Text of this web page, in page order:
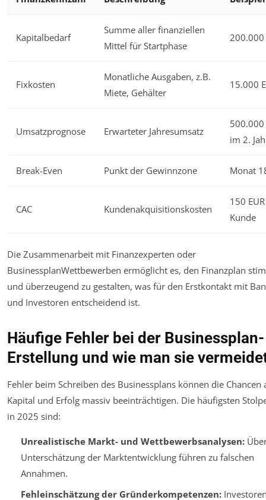
Kapitalbedarf
Summe aller finanziellen
Mittel für Startphase
200.000
Fixkosten
Monatliche Ausgaben, z.B.
Miete, Gehälter
15.000
Umsatzprognose Erwarteter Jahresumsatz
500.000
im 2.
Break-Even Punkt der Gewinnzone Monat
CAC Kundenakquisitionskosten
150
Kunde
Die Zusammenarbeit mit Finanzexperten oder
BusinessplanWettbewerben ermöglicht es, den Finanzplan
und überzeugend zu gestalten, was für den Erstkontakt mit
und Investoren entscheidend ist.
Häufige Fehler bei der Businessplan-
Erstellung und wie man sie
Fehler beim Schreiben des Businessplans können die Chancen
Kapital und Erfolg massiv beeinträchtigen. Die häufigsten
in 2025 sind:
Unrealistische Markt- und Wettbewerbsanalysen:
Unterschätzung der Marktentwicklung führen zu falschen
Annahmen.
Fehleinschätzung der Gründerkompetenzen: